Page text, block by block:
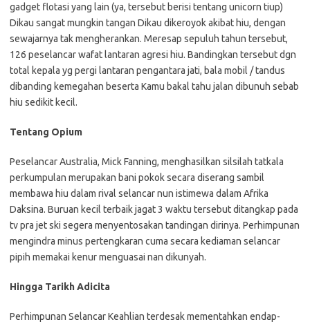
gadget flotasi yang lain (ya, tersebut berisi tentang unicorn tiup)
Dikau sangat mungkin tangan Dikau dikeroyok akibat hiu, dengan
sewajarnya tak mengherankan. Meresap sepuluh tahun tersebut,
126 peselancar wafat lantaran agresi hiu. Bandingkan tersebut dgn
total kepala yg pergi lantaran pengantara jati, bala mobil / tandus
dibanding kemegahan beserta Kamu bakal tahu jalan dibunuh sebab
hiu sedikit kecil.
Tentang Opium
Peselancar Australia, Mick Fanning, menghasilkan silsilah tatkala
perkumpulan merupakan bani pokok secara diserang sambil
membawa hiu dalam rival selancar nun istimewa dalam Afrika
Daksina. Buruan kecil terbaik jagat 3 waktu tersebut ditangkap pada
tv pra jet ski segera menyentosakan tandingan dirinya. Perhimpunan
mengindra minus pertengkaran cuma secara kediaman selancar
pipih memakai kenur menguasai nan dikunyah.
Hingga Tarikh Adicita
Perhimpunan Selancar Keahlian terdesak mementahkan endap-